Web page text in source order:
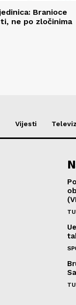
Branioce
ne po zločinima
Vijesti